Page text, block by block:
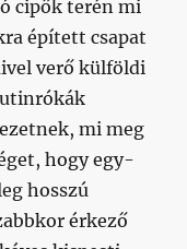
cipők terén mi
épített csapat
verő külföldi
mi meg
hogy egy-
hosszú
érkező